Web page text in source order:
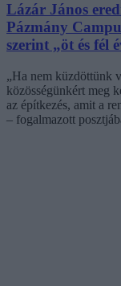
Lázár János
Pázmány
szerint „öt és fél
„Ha nem küzdöttünk
közösségünkért meg
az építkezés, amit a
– fogalmazott